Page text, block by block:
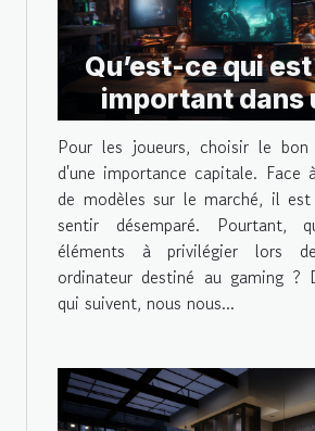
Qu’est-ce qui
important dans
gamer ?
Pour les joueurs, choisir le
d'une importance capitale. Face
de modèles sur le marché, il
sentir désemparé. Pourtant,
éléments à privilégier lors
ordinateur destiné au gaming ?
qui suivent, nous nous...